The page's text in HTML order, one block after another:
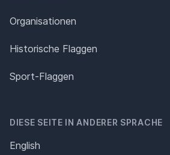
Organisationen
Historische Flaggen
Sport-Flaggen
DIESE SEITE IN ANDERER SPRACHE
English